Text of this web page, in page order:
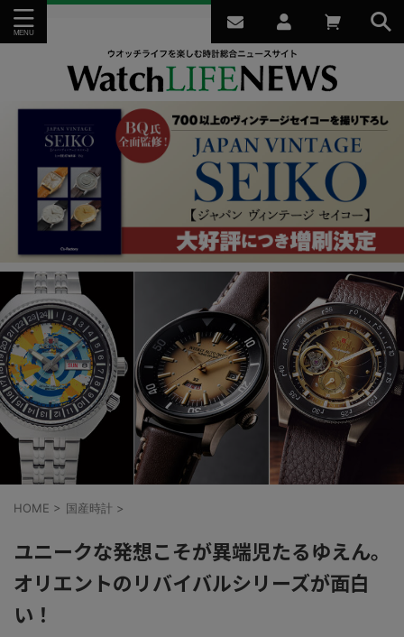
HOME > 国産時計 >
ユニークな発想こそが異端児たるゆえん。
オリエントのリバイバルシリーズが面白
い！